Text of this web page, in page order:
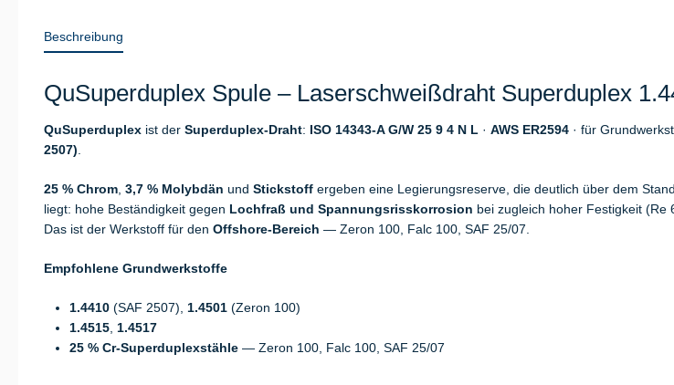
Beschreibung
QuSuperduplex Spule – Laserschweißdraht Superduplex
QuSuperduplex ist der Superduplex-Draht: ISO 14343-A G/W 25 9 4 N L · AWS ER2594 · für
2507)
25 % Chrom 3,7 % Molybdän und Stickstoff ergeben eine Legierungsreserve, die deutlich über dem
liegt: hohe Beständigkeit gegen Lochfraß und Spannungsrisskorrosion bei zugleich hoher Festigkeit (Re
Das ist der Werkstoff für den Offshore-Bereich — Zeron 100, Falc 100, SAF 25/07.
Empfohlene Grundwerkstoffe
1.4410 (SAF 2507), 1.4501 (Zeron 100)
1.4515 1.4517
25 % Cr-Superduplexstähle — Zeron 100, Falc 100, SAF 25/07